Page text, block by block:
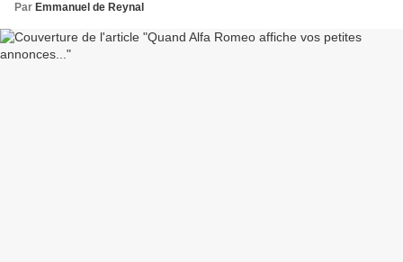
Par Emmanuel de Reynal